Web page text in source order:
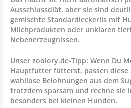
Ausschlussdiät, aber sie sind
gemischte Standardleckerlis mit
Milchprodukten oder unklaren
Nebenerzeugnissen.
Unser zoolory.de-Tipp: Wenn Du
Hauptfutter fütterst, passen diese
wahllose Belohnungen aus dem
trotzdem sparsam und rechne sie
besonders bei kleinen Hunden.